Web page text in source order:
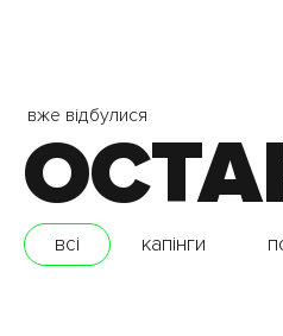
вже відбулися
всі капінги